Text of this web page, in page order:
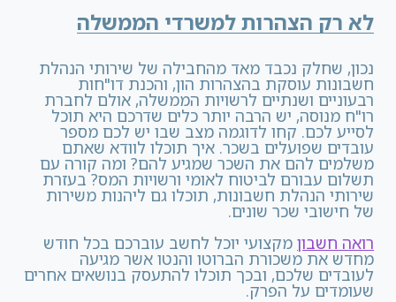
לא רק הצהרות למשרדי הממשלה
נכון, שחלק נכבד מאד מהחבילה של שירותי הנהלת
חשבונות עוסקת בהצהרות הון, והכנת דו"חות
רבעוניים ושנתיים לרשויות הממשלה, אולם לחברת
רו"ח מנוסה, יש הרבה יותר כלים שדרכם היא תוכל
לסייע לכם. קחו לדוגמה מצב שבו יש לכם מספר
עובדים שפועלים בשכר. איך תוכלו לוודא שאתם
משלמים להם את השכר שמגיע להם? ומה קורה עם
תשלום עבורם לביטוח לאומי ורשויות המס? בעזרת
שירותי הנהלת חשבונות, תוכלו גם ליהנות משירות
של חישובי שכר שונים.
רואה חשבון מקצועי יוכל לחשב עוברכם בכל חודש
מחדש את משכורת הברוטו והנטו אשר מגיעה
לעובדים שלכם, ובכך תוכלו להתעסק בנושאים אחרים
שעומדים על הפרק.